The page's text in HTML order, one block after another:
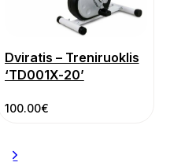
Dviratis – Treniruoklis
‘TD001X-20’
100.00€